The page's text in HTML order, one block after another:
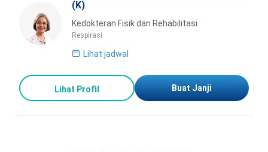
(K)
Kedokteran Fisik dan Rehabilitasi
Respirasi
Lihat jadwal
Lihat Profil Buat Janji